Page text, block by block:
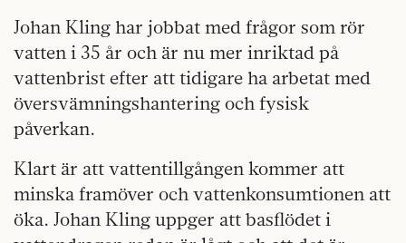
Johan Kling har jobbat med frågor som rör
vatten i 35 år och är nu mer inriktad på
vattenbrist efter att tidigare ha arbetat med
översvämningshantering och fysisk
påverkan.
Klart är att vattentillgången kommer att
minska framöver och vattenkonsumtionen att
öka. Johan Kling uppger att basflödet i